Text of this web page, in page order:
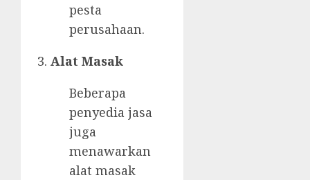
pesta
perusahaan.
Alat Masak
Beberapa
penyedia jasa
juga
menawarkan
alat masak